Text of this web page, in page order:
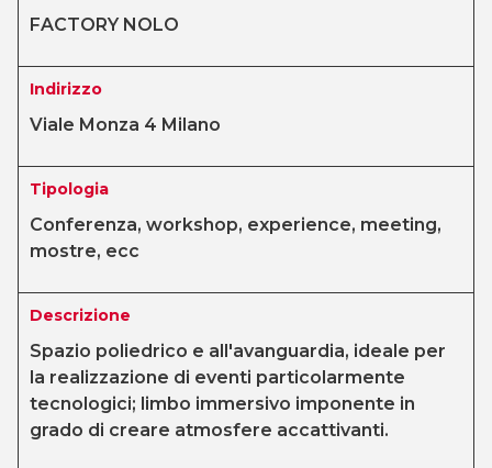
FACTORY NOLO
Indirizzo
Viale Monza 4 Milano
Tipologia
Conferenza, workshop, experience, meeting,
mostre, ecc
Descrizione
Spazio poliedrico e all'avanguardia, ideale per
la realizzazione di eventi particolarmente
tecnologici; limbo immersivo imponente in
grado di creare atmosfere accattivanti.